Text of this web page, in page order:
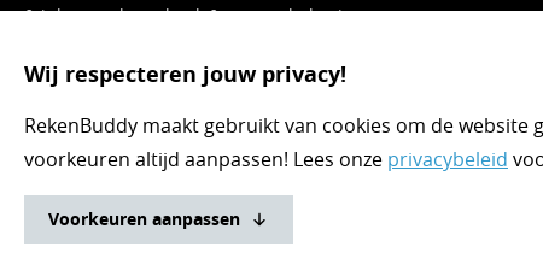
& inkomen, hypotheek & wonen, belasting,
pensioen & AOW, en meer.
Wij respecteren jouw privacy!
RekenBuddy maakt gebruikt van cookies om de
voorkeuren altijd aanpassen! Lees onze privacybeleid
Voorkeuren aanpassen